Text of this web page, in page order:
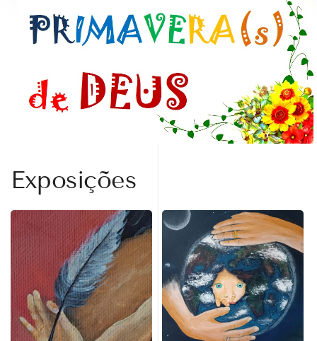
Exposições